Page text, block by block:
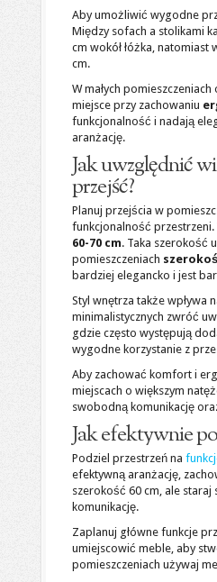
Aby umożliwić wygodne
Między sofach a stolikami
cm wokół łóżka,
cm.
W małych
miejsce przy zachowaniu
funkcjonalność i nadają
aranżację.
Jak uwzględnić
przejść?
Planuj przejścia w
funkcjonalność przestrzeni.
60-70 cm. Taka szerokość
pomieszczeniach
bardziej elegancko i jest
Styl wnętrza także wpływa
minimalistycznych zwróć
gdzie często występują
wygodne korzystanie z
Aby zachować komfort i
miejscach o większym
swobodną komunikację
Jak efektywnie
Podziel przestrzeń na
efektywną aranżację,
szerokość 60 cm, ale staraj
komunikację.
Zaplanuj główne funkcje
umiejscowić meble, aby
pomieszczeniach używaj